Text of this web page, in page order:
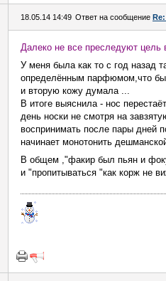
18.05.14 14:49 Ответ на сообщение
Далеко не все преследуют цель
У меня была как то с год назад
определённым парфюмом,что бы
и вторую кожу думала ...
В итоге выяснила - нос
день носки не смотря на
воспринимать после пары дней
начинает монотонить
В общем ,"факир был пьян и
и "пропитываться "как корж не